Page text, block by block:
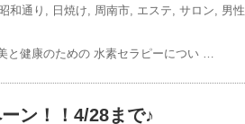
昭和通り , 日焼け, 周南市, エステ, サロン, 男性
と健康のための 水素セラピーについ …
ン！！4/28まで♪